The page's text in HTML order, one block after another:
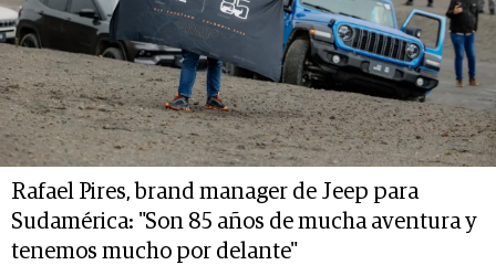
Rafael Pires, brand manager de Jeep para
Sudamérica: "Son 85 años de mucha aventura y
tenemos mucho por delante"